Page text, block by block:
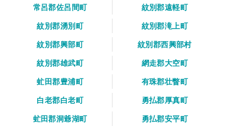
常呂郡佐呂間町
紋別郡遠軽町
紋別郡湧別町
紋別郡滝上町
紋別郡興部町
紋別郡西興部村
紋別郡雄武町
網走郡大空町
虻田郡豊浦町
有珠郡壮瞥町
白老郡白老町
勇払郡厚真町
虻田郡洞爺湖町
勇払郡安平町